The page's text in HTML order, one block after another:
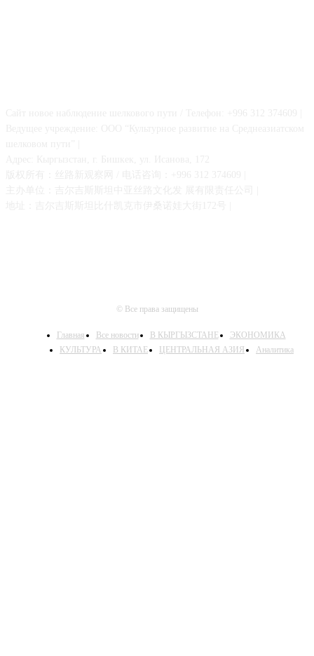
© Все права защищены
Главная Все новости В КЫРГЫЗСТАНЕ
ЭКОНОМИКА
КУЛЬТУРА
В КИТАЕ ЦЕНТРАЛЬНАЯ АЗИЯ Аналитика